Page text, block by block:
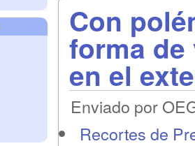
Con
forma
en el
Enviado por
Recortes de